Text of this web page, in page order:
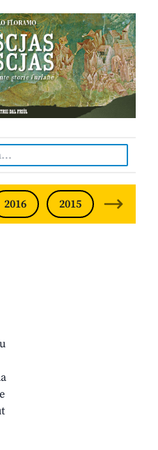
FRIULIAN MONTHLY •
2016 2015 2014